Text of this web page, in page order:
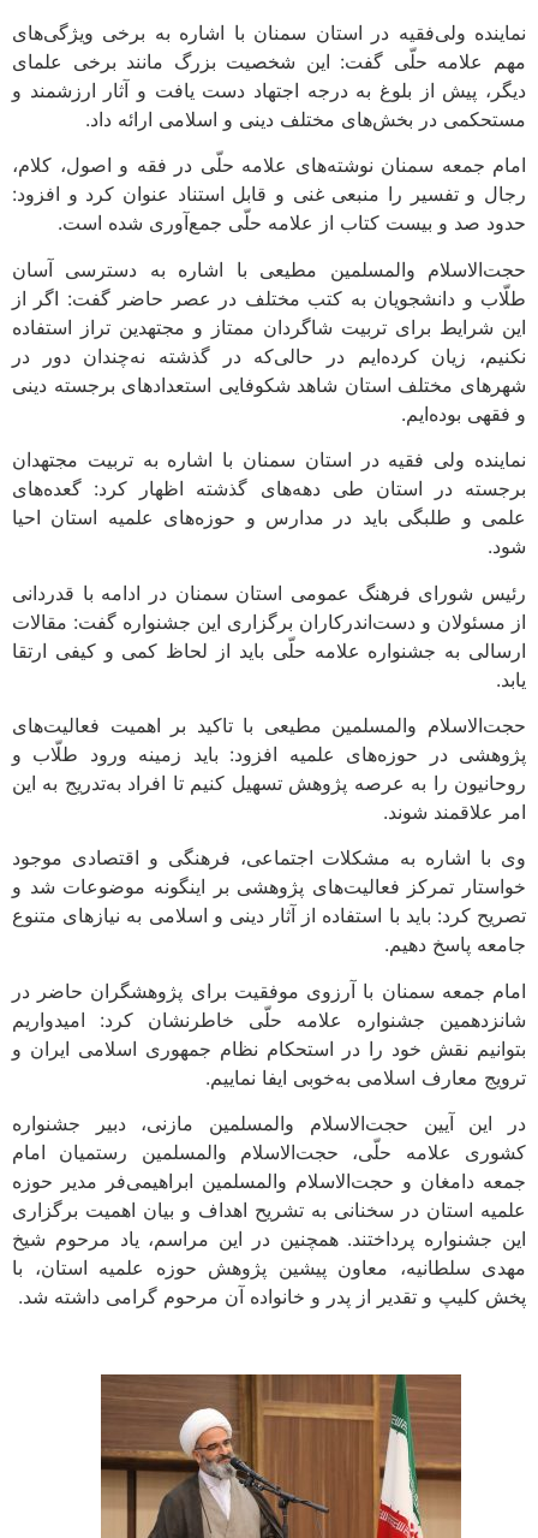
نماینده ولی‌فقیه در استان سمنان با اشاره به برخی ویژگی‌های
مهم علامه حلّی گفت: این شخصیت بزرگ مانند برخی علمای
دیگر، پیش از بلوغ به درجه اجتهاد دست یافت و آثار ارزشمند و
مستحکمی در بخش‌های مختلف دینی و اسلامی ارائه داد.
امام جمعه سمنان نوشته‌های علامه حلّی در فقه و اصول، کلام،
رجال و تفسیر را منبعی غنی و قابل استناد عنوان کرد و افزود:
حدود صد و بیست کتاب از علامه حلّی جمع‌آوری شده است.
حجت‌الاسلام والمسلمین مطیعی با اشاره به دسترسی آسان
طلّاب و دانشجویان به کتب مختلف در عصر حاضر گفت: اگر از
این شرایط برای تربیت شاگردان ممتاز و مجتهدین تراز استفاده
نکنیم، زیان کرده‌ایم در حالی‌که در گذشته‌ نه‌چندان دور در
شهرهای مختلف استان شاهد شکوفایی استعدادهای برجسته دینی
و فقهی بوده‌ایم.
نماینده ولی فقیه در استان سمنان با اشاره به تربیت مجتهدان
برجسته در استان طی دهه‌های گذشته اظهار کرد: گعده‌های
علمی و طلبگی باید در مدارس و حوزه‌های علمیه استان احیا
شود.
رئیس شورای فرهنگ عمومی استان سمنان در ادامه با قدردانی
از مسئولان و دست‌اندرکاران برگزاری این جشنواره گفت: مقالات
ارسالی به جشنواره علامه حلّی باید از لحاظ کمی و کیفی ارتقا
یابد.
حجت‌الاسلام والمسلمین مطیعی با تاکید بر اهمیت فعالیت‌های
پژوهشی در حوزه‌های علمیه افزود: باید زمینه ورود طلّاب و
روحانیون را به عرصه پژوهش تسهیل کنیم تا افراد به‌تدریج به این
امر علاقمند شوند.
وی با اشاره به مشکلات اجتماعی، فرهنگی و اقتصادی موجود
خواستار تمرکز فعالیت‌های پژوهشی بر اینگونه موضوعات شد و
تصریح کرد: باید با استفاده از آثار دینی و اسلامی به نیازهای متنوع
جامعه پاسخ دهیم.
امام جمعه سمنان با آرزوی موفقیت برای پژوهشگران حاضر در
شانزدهمین جشنواره علامه حلّی خاطرنشان کرد: امیدواریم
بتوانیم نقش خود را در استحکام نظام جمهوری اسلامی ایران و
ترویج معارف اسلامی به‌خوبی ایفا نماییم.
در این آیین حجت‌الاسلام والمسلمین مازنی، دبیر جشنواره
کشوری علامه حلّی، حجت‌الاسلام والمسلمین رستمیان امام
جمعه دامغان و حجت‌الاسلام والمسلمین ابراهیمی‌فر مدیر حوزه
علمیه استان در سخنانی به تشریح اهداف و بیان اهمیت برگزاری
این جشنواره پرداختند. همچنین در این مراسم، یاد مرحوم شیخ
مهدی سلطانیه، معاون پیشین پژوهش حوزه علمیه استان، با
پخش کلیپ و تقدیر از پدر و خانواده آن مرحوم گرامی داشته شد.